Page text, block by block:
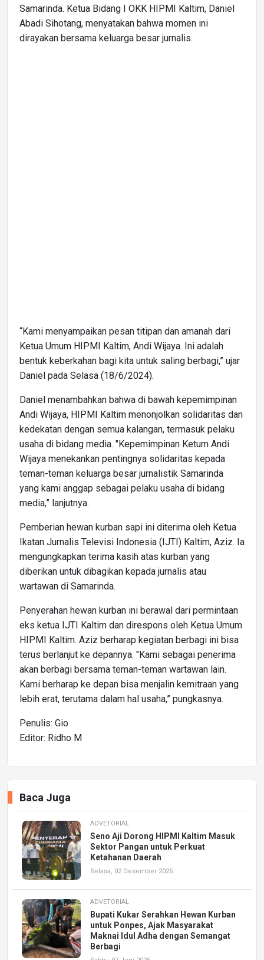
Samarinda. Ketua Bidang I OKK HIPMI Kaltim, Daniel
Abadi Sihotang, menyatakan bahwa momen ini
dirayakan bersama keluarga besar jurnalis.
“Kami menyampaikan pesan titipan dan amanah dari
Ketua Umum HIPMI Kaltim, Andi Wijaya. Ini adalah
bentuk keberkahan bagi kita untuk saling berbagi,” ujar
Daniel pada Selasa (18/6/2024).
Daniel menambahkan bahwa di bawah kepemimpinan
Andi Wijaya, HIPMI Kaltim menonjolkan solidaritas dan
kedekatan dengan semua kalangan, termasuk pelaku
usaha di bidang media. "Kepemimpinan Ketum Andi
Wijaya menekankan pentingnya solidaritas kepada
teman-teman keluarga besar jurnalistik Samarinda
yang kami anggap sebagai pelaku usaha di bidang
media,” lanjutnya.
Pemberian hewan kurban sapi ini diterima oleh Ketua
Ikatan Jurnalis Televisi Indonesia (IJTI) Kaltim, Aziz. Ia
mengungkapkan terima kasih atas kurban yang
diberikan untuk dibagikan kepada jurnalis atau
wartawan di Samarinda.
Penyerahan hewan kurban ini berawal dari permintaan
eks ketua IJTI Kaltim dan direspons oleh Ketua Umum
HIPMI Kaltim. Aziz berharap kegiatan berbagi ini bisa
terus berlanjut ke depannya. "Kami sebagai penerima
akan berbagi bersama teman-teman wartawan lain.
Kami berharap ke depan bisa menjalin kemitraan yang
lebih erat, terutama dalam hal usaha,” pungkasnya.
Penulis: Gio
Editor: Ridho M
Baca Juga
ADVETORIAL
Seno Aji Dorong HIPMI Kaltim Masuk
Sektor Pangan untuk Perkuat
Ketahanan Daerah
Selasa, 02 Desember 2025
ADVETORIAL
Bupati Kukar Serahkan Hewan Kurban
untuk Ponpes, Ajak Masyarakat
Maknai Idul Adha dengan Semangat
Berbagi